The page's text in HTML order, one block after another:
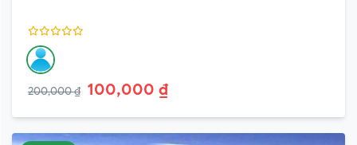
200,000 ₫ 100,000 ₫